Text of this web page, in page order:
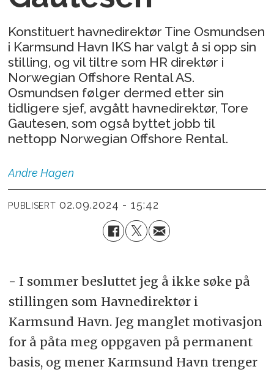
Konstituert havnedirektør Tine Osmundsen
i Karmsund Havn IKS har valgt å si opp sin
stilling, og vil tiltre som HR direktør i
Norwegian Offshore Rental AS.
Osmundsen følger dermed etter sin
tidligere sjef, avgått havnedirektør, Tore
Gautesen, som også byttet jobb til
nettopp Norwegian Offshore Rental.
Andre Hagen
PUBLISERT 02.09.2024 - 15:42
- I sommer besluttet jeg å ikke søke på
stillingen som Havnedirektør i
Karmsund Havn. Jeg manglet motivasjon
for å påta meg oppgaven på permanent
basis, og mener Karmsund Havn trenger